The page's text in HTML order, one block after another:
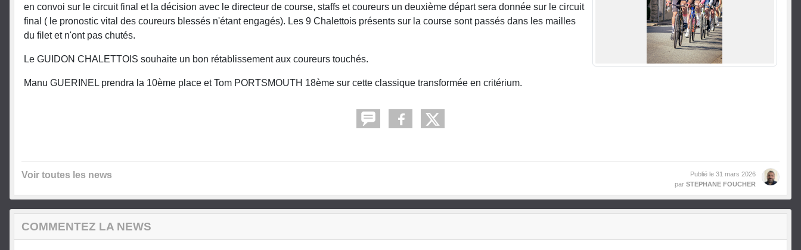
en convoi sur le circuit final et la décision avec le directeur de course, staffs et coureurs un deuxième départ sera donnée sur le circuit
final ( le pronostic vital des coureurs blessés n'étant engagés). Les 9 Chalettois présents sur la course sont passés dans les mailles
du filet et n'ont pas chutés.
Le GUIDON CHALETTOIS souhaite un bon rétablissement aux coureurs touchés.
Manu GUERINEL prendra la 10ème place et Tom PORTSMOUTH 18ème sur cette classique transformée en critérium.
Voir toutes les news Publié le 31 mars 2026
par STEPHANE FOUCHER
COMMENTEZ LA NEWS